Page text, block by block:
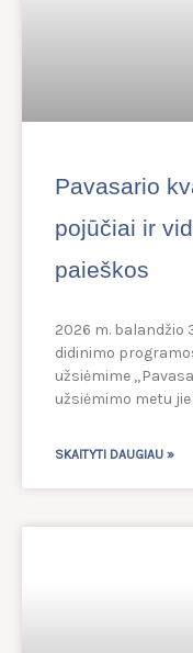
Pavasario
pojūčiai ir
paieškos
2026 m. balandžio
didinimo
užsiėmime
užsiėmimo metu
SKAITYTI DAUGIAU »